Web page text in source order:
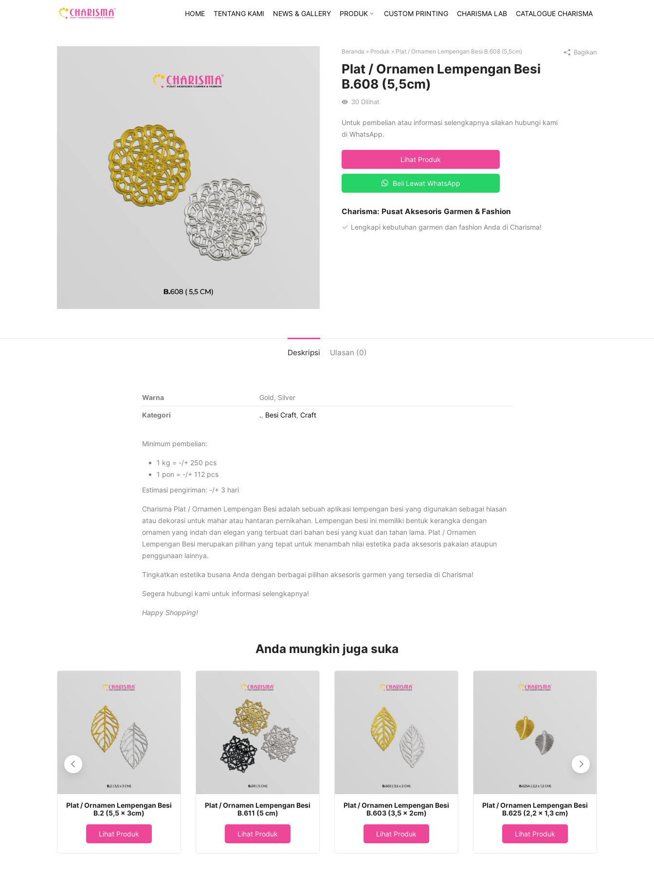
HOME TENTANG KAMI NEWS & GALLERY PRODUK CUSTOM PRINTING CHARISMA LAB CATALOGUE CHARISMA
Beranda » Produk » Plat / Ornamen Lempengan Besi B.608 (5,5cm)
Plat / Ornamen Lempengan Besi
B.608 (5,5cm)
30 Dilihat
Untuk pembelian atau informasi selengkapnya silakan hubungi kami
di WhatsApp.
Lihat Produk
Beli Lewat WhatsApp
Charisma: Pusat Aksesoris Garmen & Fashion
Lengkapi kebutuhan garmen dan fashion Anda di Charisma!
Bagikan
Deskripsi Ulasan (0)
Warna Gold, Silver
Kategori ., Besi Craft, Craft
Minimum pembelian:
1 kg = -/+ 250 pcs
1 pon = -/+ 112 pcs
Estimasi pengiriman: -/+ 3 hari
Charisma Plat / Ornamen Lempengan Besi adalah sebuah aplikasi lempengan besi yang digunakan sebagai hiasan
atau dekorasi untuk mahar atau hantaran pernikahan. Lempengan besi ini memiliki bentuk kerangka dengan
ornamen yang indah dan elegan yang terbuat dari bahan besi yang kuat dan tahan lama. Plat / Ornamen
Lempengan Besi merupakan pilihan yang tepat untuk menambah nilai estetika pada aksesoris pakaian ataupun
penggunaan lainnya.
Tingkatkan estetika busana Anda dengan berbagai pilihan aksesoris garmen yang tersedia di Charisma!
Segera hubungi kami untuk informasi selengkapnya!
Happy Shopping!
Anda mungkin juga suka
Plat / Ornamen Lempengan Besi
B.2 (5,5 x 3cm)
Lihat Produk
Plat / Ornamen Lempengan Besi
B.611 (5 cm)
Lihat Produk
Plat / Ornamen Lempengan Besi
B.603 (3,5 x 2cm)
Lihat Produk
Plat / Ornamen Lempengan Besi
B.625 (2,2 x 1,3 cm)
Lihat Produk